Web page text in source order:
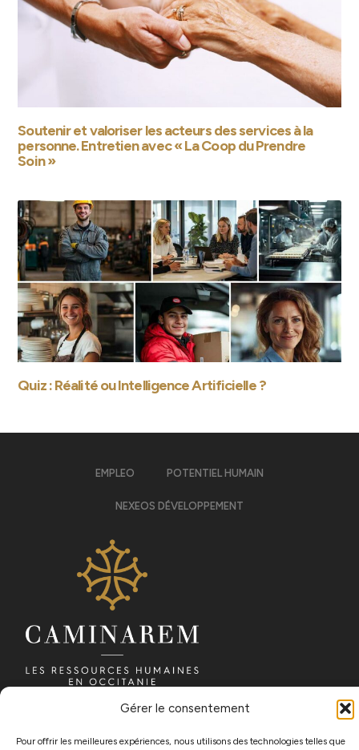
Gérer le consentement
Pour offrir les meilleures expériences, nous utilisons des technologies telles que
Soutenir et valoriser les acteurs des services à la
personne. Entretien avec « La Coop du Prendre
Soin »
Quiz : Réalité ou Intelligence Artificielle ?
EMPLEO POTENTIEL HUMAIN
NEXEOS DÉVELOPPEMENT